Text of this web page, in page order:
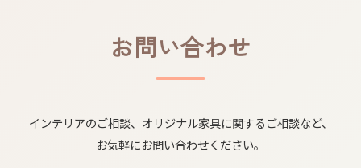
お問い合わせ
インテリアの​ご相談、​オリジナル家具に​関する​ご相談など、​
お気軽に​お問い合わせ​ください。